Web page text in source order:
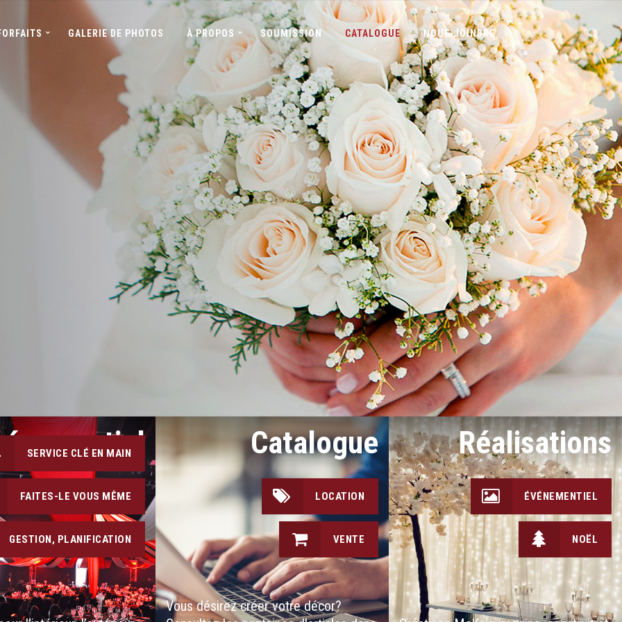
GALERIE DE PHOTOS À PROPOS SOUMISSION CATALOGUE NOUS JOINDRE
mémorables dans
SERVICE CLÉ EN MAIN
FAITES-LE VOUS MÊME
GESTION, PLANIFICATION
Catalogue
Vous désirez créer votre décor?
LOCATION
VENTE
Réalisations
ÉVÉNEMENTIEL
NOËL